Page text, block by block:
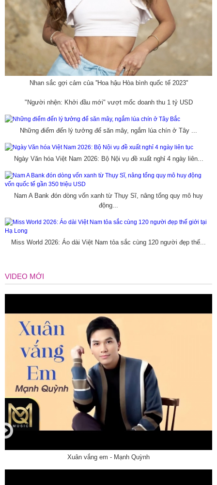
Nhan sắc gợi cảm của ''Hoa hậu Hòa bình quốc tế 2023''
"Người nhện: Khởi đầu mới" vượt mốc doanh thu 1 tỷ USD
Những điểm đến lý tưởng để săn mây, ngắm lúa chín ở Tây ...
Ngày Văn hóa Việt Nam 2026: Bộ Nội vụ đề xuất nghỉ 4 ngày liên...
Nam A Bank đón dòng vốn xanh từ Thụy Sĩ, nâng tổng quy mô huy
động...
Miss World 2026: Áo dài Việt Nam tỏa sắc cùng 120 người đẹp thế...
VIDEO MỚI
Xuân vắng em - Mạnh Quỳnh